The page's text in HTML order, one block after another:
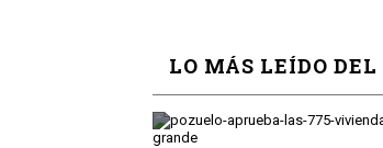
LO MÁS LEÍDO DEL